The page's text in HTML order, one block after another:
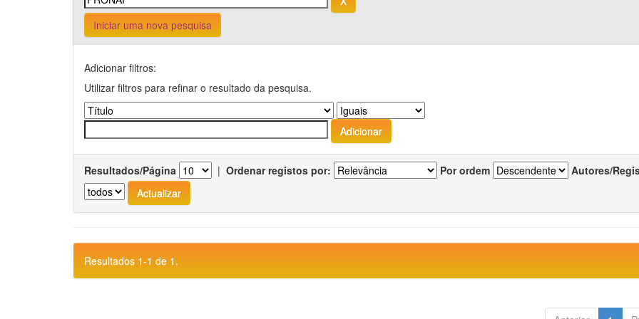
Iniciar uma nova pesquisa
Adicionar filtros:
Utilizar filtros para refinar o resultado da pesquisa.
Resultados/Página | Ordenar registos por: Por ordem Autores/
Resultados 1-1 de 1.